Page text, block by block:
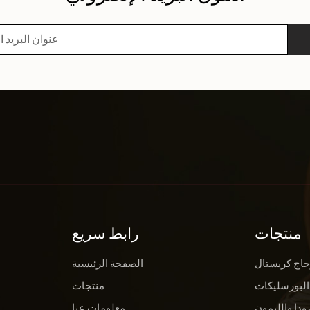
رابط سريع
الصفحة الرئيسية
منتجات
منتجات
كريستال